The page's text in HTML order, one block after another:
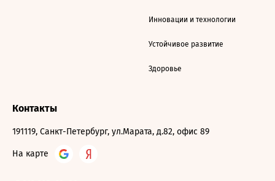
Инновации и технологии
Устойчивое развитие
Здоровье
Контакты
191119, Санкт-Петербург, ул.Марата, д.82, офис 89
На карте